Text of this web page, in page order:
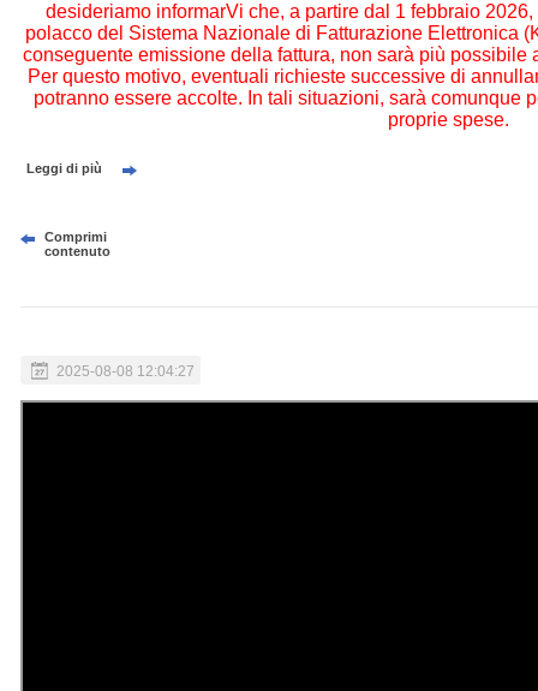
desideriamo informarVi che, a partire dal 1 febbraio
polacco del Sistema Nazionale di Fatturazione Elettronica
conseguente emissione della fattura, non sarà più
Per questo motivo, eventuali richieste successive di
potranno essere accolte. In tali situazioni, sarà comunque
proprie spese.
Leggi di più
Comprimi
contenuto
2025-08-08 12:04:27